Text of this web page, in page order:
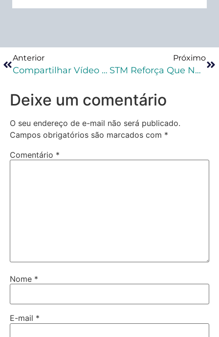
Anterior
Compartilhar Vídeo De MC Kevin, Morto Em Acidente, Pode Ser Crime?
Próximo
STM Reforça Que Não Se Aplica A Lei De Drogas Por Posse De Drogas Por Militar
Deixe um comentário
O seu endereço de e-mail não será publicado.
Campos obrigatórios são marcados com *
Comentário *
Nome *
E-mail *